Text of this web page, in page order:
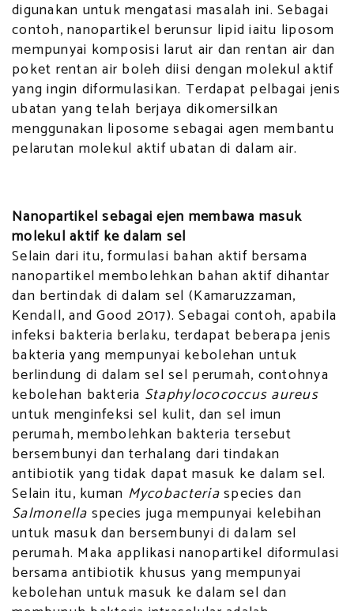
digunakan untuk mengatasi masalah ini. Sebagai
contoh, nanopartikel berunsur lipid iaitu liposom
mempunyai komposisi larut air dan rentan air dan
poket rentan air boleh diisi dengan molekul aktif
yang ingin diformulasikan. Terdapat pelbagai jenis
ubatan yang telah berjaya dikomersilkan
menggunakan liposome sebagai agen membantu
pelarutan molekul aktif ubatan di dalam air.
Nanopartikel sebagai ejen membawa masuk
molekul aktif ke dalam sel
Selain dari itu, formulasi bahan aktif bersama
nanopartikel membolehkan bahan aktif dihantar
dan bertindak di dalam sel (Kamaruzzaman,
Kendall, and Good 2017). Sebagai contoh, apabila
infeksi bakteria berlaku, terdapat beberapa jenis
bakteria yang mempunyai kebolehan untuk
berlindung di dalam sel sel perumah, contohnya
kebolehan bakteria Staphylocococcus aureus
untuk menginfeksi sel kulit, dan sel imun
perumah, membolehkan bakteria tersebut
bersembunyi dan terhalang dari tindakan
antibiotik yang tidak dapat masuk ke dalam sel.
Selain itu, kuman Mycobacteriaspecies dan
Salmonella species juga mempunyai kelebihan
untuk masuk dan bersembunyi di dalam sel
perumah. Maka applikasi nanopartikel diformulasi
bersama antibiotik khusus yang mempunyai
kebolehan untuk masuk ke dalam sel dan